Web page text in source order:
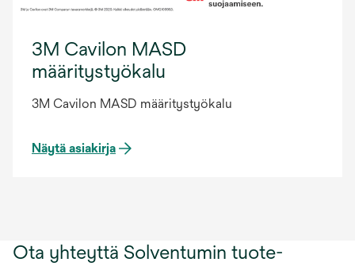
3M Cavilon MASD
määritystyökalu
3M Cavilon MASD määritystyökalu
Näytä asiakirja
Ota yhteyttä Solventumin tuote-